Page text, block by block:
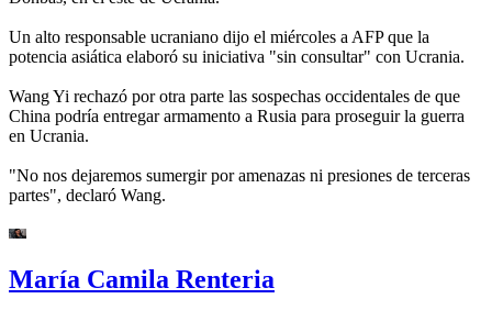
Un alto responsable ucraniano dijo el miércoles a AFP que la
potencia asiática elaboró su iniciativa "sin consultar" con Ucrania.
Wang Yi rechazó por otra parte las sospechas occidentales de que
China podría entregar armamento a Rusia para proseguir la guerra
en Ucrania.
"No nos dejaremos sumergir por amenazas ni presiones de terceras
partes", declaró Wang.
María Camila Renteria